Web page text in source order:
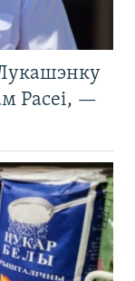
Расеі, —